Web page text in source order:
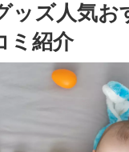
ッズ人気お
ミ紹介